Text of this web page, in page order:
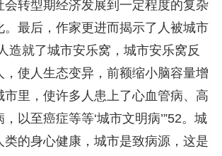
会转型期经济发展到一定程度的复杂
。最后，作家更进而揭示了人被城市
造就了城市安乐窝，城市安乐窝反
，使人生态变异，前额缩小脑容量增
市里，使许多人患上了心血管病、高
以至癌症等等‘城市文明病’”52。城
类的身心健康，城市是致病源，这是